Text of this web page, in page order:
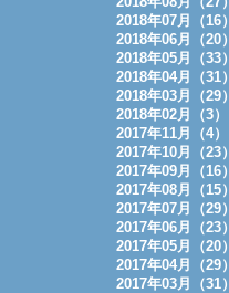
2018年07月（16）
2018年06月（20）
2018年05月（33）
2018年04月（31）
2018年03月（29）
2018年02月（3）
2017年11月（4）
2017年10月（23）
2017年09月（16）
2017年08月（15）
2017年07月（29）
2017年06月（23）
2017年05月（20）
2017年04月（29）
2017年03月（31）